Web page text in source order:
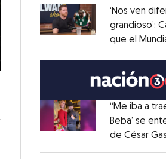
Opens in new window
‘Nos ven
grandioso’:
que el
Opens in new window
“Me iba a
Beba’ se
de César